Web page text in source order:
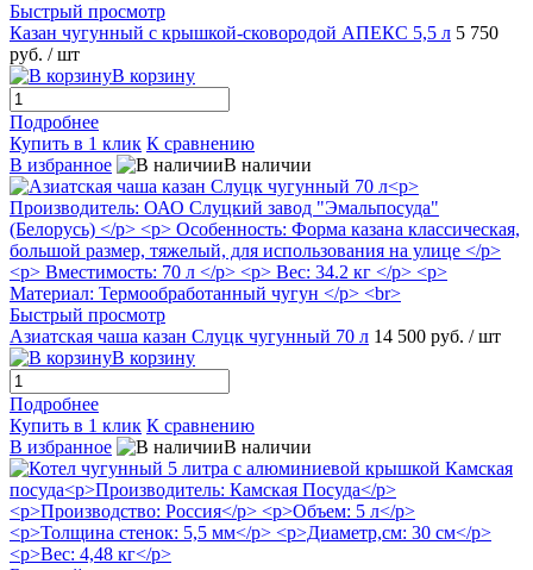
Быстрый просмотр
Казан чугунный с крышкой-сковородой АПЕКС 5,5 л 5 750
руб. / шт
В корзину
Подробнее
Купить в 1 клик К сравнению
В избранное
В наличии
Быстрый просмотр
Азиатская чаша казан Слуцк чугунный 70 л 14 500 руб. / шт
В корзину
Подробнее
Купить в 1 клик К сравнению
В избранное
В наличии